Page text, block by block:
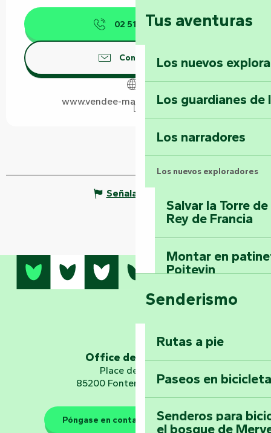
Tus aventuras
Los nuevos
Los guardianes de
Los narradores
Los nuevos exploradores
Salvar la Torre
Rey de Francia
Montar en
Poitevin
Domine los
Vouvant
Embárquese en
Planetario
Senderismo
Rutas a pie
Paseos en
Senderos para
el bosque de
02 51 69 44▒▒
Contáctenos
www.vendee-maraispoitevin.com
Señalar un error
Office de tourisme
Place de Verdun
85200 Fontenay-le-Comte
Póngase en contacto con nosotros